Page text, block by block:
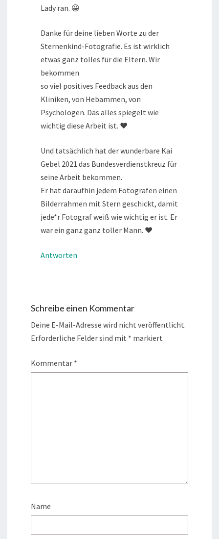
Lady ran. 😀
Danke für deine lieben Worte zu der
Sternenkind-Fotografie. Es ist wirklich
etwas ganz tolles für die Eltern. Wir
bekommen
so viel positives Feedback aus den
Kliniken, von Hebammen, von
Psychologen. Das alles spiegelt wie
wichtig diese Arbeit ist. ♥
Und tatsächlich hat der wunderbare Kai
Gebel 2021 das Bundesverdienstkreuz für
seine Arbeit bekommen.
Er hat daraufhin jedem Fotografen einen
Bilderrahmen mit Stern geschickt, damit
jede*r Fotograf weiß wie wichtig er ist. Er
war ein ganz ganz toller Mann. ♥
Antworten
Schreibe einen Kommentar
Deine E-Mail-Adresse wird nicht veröffentlicht.
Erforderliche Felder sind mit * markiert
Kommentar *
Name